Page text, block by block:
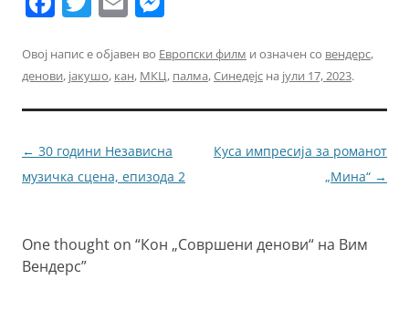
a
c
e
b
o
o
w
itt
er
m
ai
l
ss
e
n
g
er
Овој напис е објавен во Европски филм и означен со вендерс,
денови, јакушо, кан, МКЦ, палма,Синедејс на јули 17, 2023.
Навигација
за
← 30 години Независна
музичка сцена, епизода 2
Куса импресија за романот
„Мина“ →
One thought on “Кон „Совршени денови“ на Вим
Вендерс”